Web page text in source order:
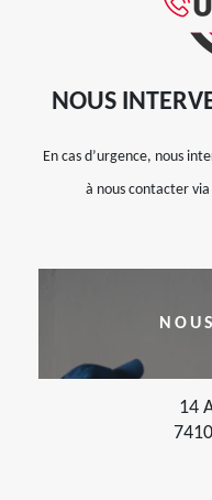
NOUS
En cas d’urgence, nous
à nous contacter
14